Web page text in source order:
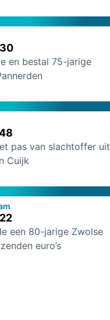
en bestal 75-jarige
pas van slachtoffer uit
Cuijk
een 80-jarige Zwolse
euro’s